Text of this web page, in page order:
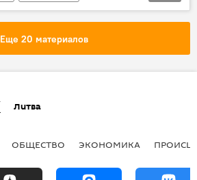
дискриминация русских
военные
поездка
Еще 20 материалов
Литва
ОБЩЕСТВО ЭКОНОМИКА